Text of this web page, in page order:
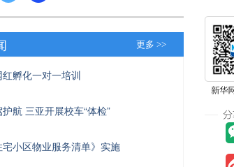
更多 >>
孵化一对一培训
航 三亚开展校车“体检”
宅小区物业服务清单》实施